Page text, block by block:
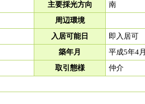
主要採光方向
南
周辺環境
入居可能日
即入居可
築年月
平成5年4
取引態様
仲介